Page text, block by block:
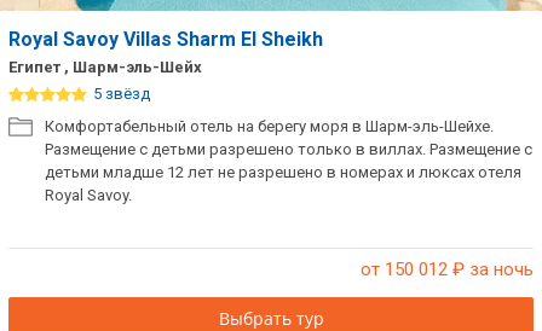
Royal Savoy Villas Sharm El Sheikh
Египет , Шарм-эль-Шейх
5 звёзд
Комфортабельный отель на берегу моря в Шарм-эль-Шейхе.
Размещение с детьми разрешено только в виллах. Размещение с
детьми младше 12 лет не разрешено в номерах и люксах отеля
Royal Savoy.
от 150 012 ₽ за ночь
Выбрать тур
Лучшие отели 3* звезды
Недорогие отели 3*
звезды
Сетевые отели Турции
Сетевые отели Египта